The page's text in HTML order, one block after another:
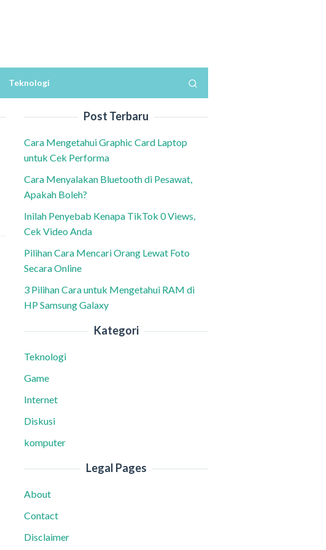
Teknologi
Post Terbaru
Cara Mengetahui Graphic Card Laptop
untuk Cek Performa
Cara Menyalakan Bluetooth di Pesawat,
Apakah Boleh?
Inilah Penyebab Kenapa TikTok 0 Views,
Cek Video Anda
Pilihan Cara Mencari Orang Lewat Foto
Secara Online
3 Pilihan Cara untuk Mengetahui RAM di
HP Samsung Galaxy
Kategori
Teknologi
Game
Internet
Diskusi
komputer
Legal Pages
About
Contact
Disclaimer